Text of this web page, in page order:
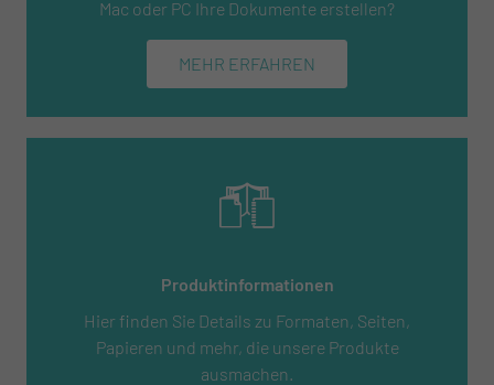
Mac oder PC Ihre Dokumente erstellen?
MEHR ERFAHREN
Produktinformationen
Hier finden Sie Details zu Formaten, Seiten,
Papieren und mehr, die unsere Produkte
ausmachen.